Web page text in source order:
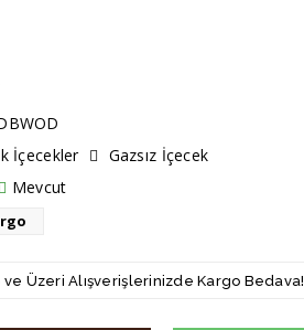
İçecekler
Gazsız İçecek
Mevcut
ve Üzeri Alışverişlerinizde Kargo Bedava!